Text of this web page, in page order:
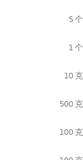
5 个
1 个
10 克
500 克
100 克